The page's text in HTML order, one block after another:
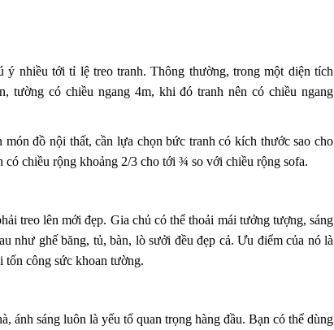
nhiều tới tỉ lệ treo tranh. Thông thường, trong một diện tích
tường có chiều ngang 4m, khi đó tranh nên có chiều ngang
đồ nội thất, cần lựa chọn bức tranh có kích thước sao cho
chiều rộng khoảng 2/3 cho tới ¾ so với chiều rộng sofa.
treo lên mới đẹp. Gia chủ có thể thoải mái tưởng tượng, sáng
như ghế băng, tủ, bàn, lò sưởi đều đẹp cả. Ưu điểm của nó là
tốn công sức khoan tường.
ánh sáng luôn là yếu tố quan trọng hàng đầu. Bạn có thể dùng